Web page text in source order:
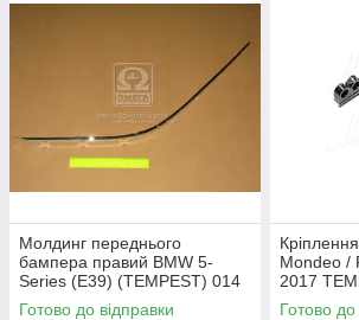
Молдинг переднього
бампера правий BMW 5-
Series (E39) (TEMPEST) 014
0089 920
Готово до відправки
Mondeo /
2017
Готово до